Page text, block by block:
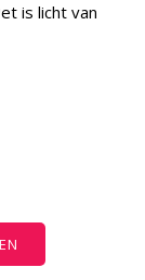
is licht van